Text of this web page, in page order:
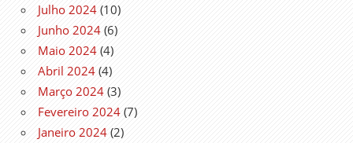
Julho 2024 (10)
Junho 2024 (6)
Maio 2024 (4)
Abril 2024 (4)
Março 2024 (3)
Fevereiro 2024 (7)
Janeiro 2024 (2)